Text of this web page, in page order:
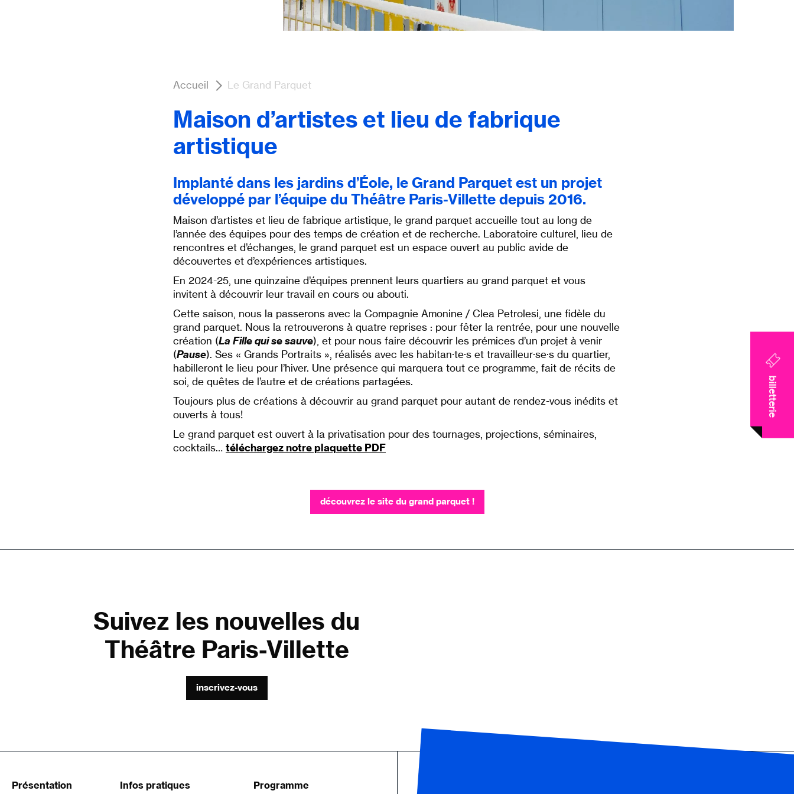
billetterie
Accueil Le Grand Parquet
Maison d’artistes et lieu de fabrique
artistique
Implanté dans les jardins d’Éole, le Grand Parquet est un projet
développé par l’équipe du Théâtre Paris-Villette depuis 2016.
Maison d’artistes et lieu de fabrique artistique, le grand parquet accueille tout au long de
l’année des équipes pour des temps de création et de recherche. Laboratoire culturel, lieu de
rencontres et d’échanges, le grand parquet est un espace ouvert au public avide de
découvertes et d’expériences artistiques.
En 2024-25, une quinzaine d’équipes prennent leurs quartiers au grand parquet et vous
invitent à découvrir leur travail en cours ou abouti.
Cette saison, nous la passerons avec la Compagnie Amonine / Clea Petrolesi, une fidèle du
grand parquet. Nous la retrouverons à quatre reprises : pour fêter la rentrée, pour une nouvelle
création (La Fille qui se sauve), et pour nous faire découvrir les prémices d’un projet à venir
(Pause). Ses « Grands Portraits », réalisés avec les habitan·te·s et travailleur·se·s du quartier,
habilleront le lieu pour l’hiver. Une présence qui marquera tout ce programme, fait de récits de
soi, de quêtes de l’autre et de créations partagées.
Toujours plus de créations à découvrir au grand parquet pour autant de rendez-vous inédits et
ouverts à tous!
Le grand parquet est ouvert à la privatisation pour des tournages, projections, séminaires,
cocktails… téléchargez notre plaquette PDF
découvrez le site du grand parquet !
Suivez les nouvelles du
Théâtre Paris-Villette
inscrivez-vous
Présentation Infos pratiques Programme